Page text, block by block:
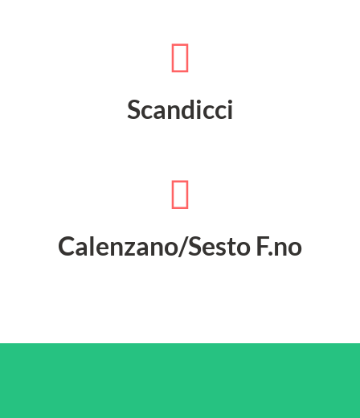
Scandicci
Calenzano/Sesto F.no